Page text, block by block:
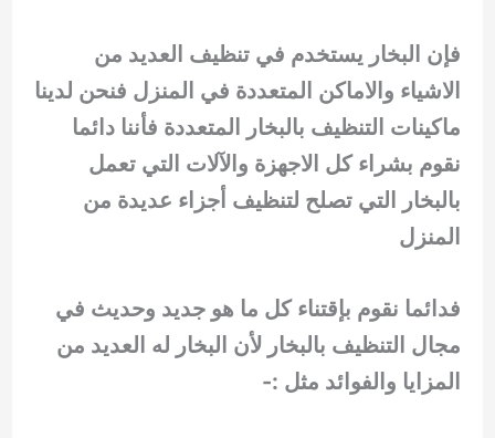
فإن البخار يستخدم في تنظيف العديد من
الاشياء والاماكن المتعددة في المنزل فنحن لدينا
ماكينات التنظيف بالبخار المتعددة فأننا دائما
نقوم بشراء كل الاجهزة والآلات التي تعمل
بالبخار التي تصلح لتنظيف أجزاء عديدة من
المنزل
فدائما نقوم بإقتناء كل ما هو جديد وحديث في
مجال التنظيف بالبخار لأن البخار له العديد من
المزايا والفوائد مثل :-